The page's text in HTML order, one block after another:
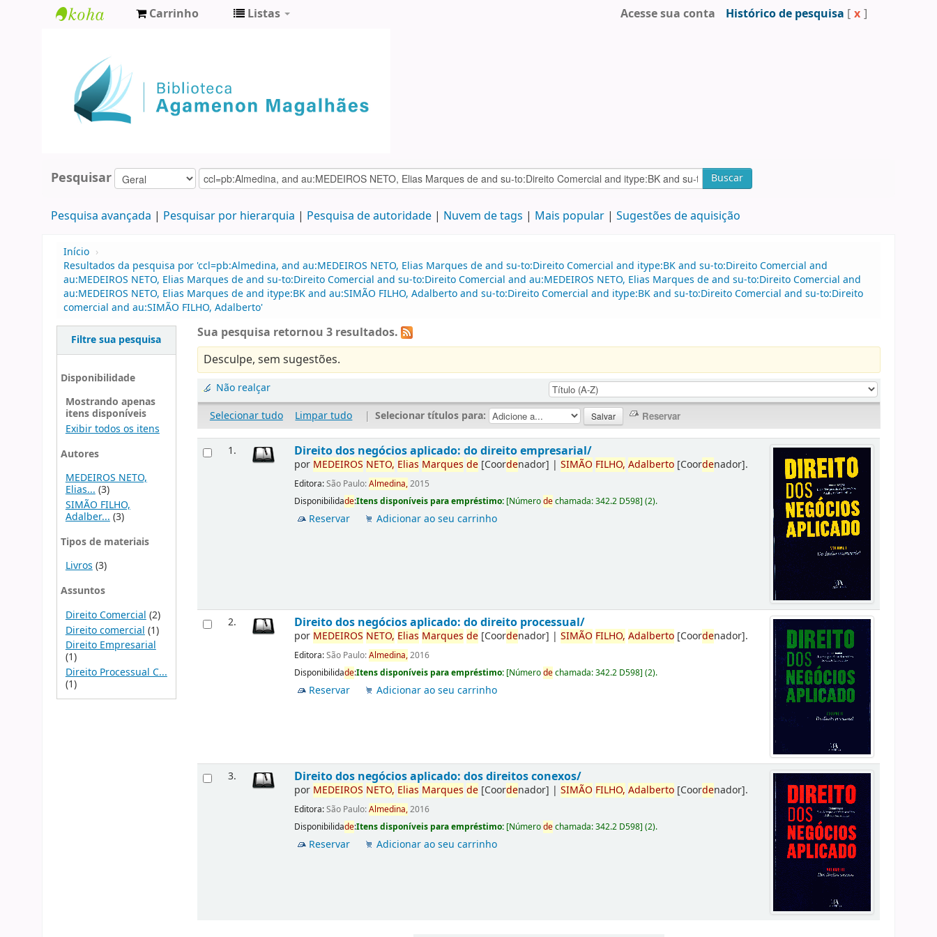
Agamenon
Magalhães
Carrinho Listas Acesse sua conta Histórico de pesquisa [ x ]
Pesquisar Buscar
Pesquisa avançada Pesquisar por hierarquia Pesquisa de autoridade Nuvem de tags Mais popular Sugestões de aquisição
Início ›
Resultados da pesquisa por 'ccl=pb:Almedina, and au:MEDEIROS NETO, Elias Marques de and su-to:Direito Comercial and itype:BK and su-to:Direito Comercial and
au:MEDEIROS NETO, Elias Marques de and su-to:Direito Comercial and su-to:Direito Comercial and au:MEDEIROS NETO, Elias Marques de and su-to:Direito Comercial and
au:MEDEIROS NETO, Elias Marques de and itype:BK and au:SIMÃO FILHO, Adalberto and su-to:Direito Comercial and itype:BK and su-to:Direito Comercial and su-to:Direito
comercial and au:SIMÃO FILHO, Adalberto'
Filtre sua pesquisa
Disponibilidade
Mostrando apenas
itens disponíveis
Exibir todos os itens
Autores
MEDEIROS NETO,
Elias...(3)
SIMÃO FILHO,
Adalber... (3)
Tipos de materiais
Livros(3)
Assuntos
Direito Comercial (2)
Direito comercial (1)
Direito Empresarial
(1)
Direito Processual C...
(1)
Sua pesquisa retornou 3 resultados.
Desculpe, sem sugestões.
Não realçar
Selecionar tudo
Limpar tudo | Selecionar títulos para:
1. Direito dos negócios aplicado: do direito empresarial/
por MEDEIROS NETO, Elias Marques de [Coordenador] |SIMÃO FILHO, Adalberto [Coordenador].
Editora:São Paulo:Almedina,2015
Disponibilidade:Itens disponíveis para empréstimo: [Númerodechamada:342.2 D598](2).
Reservar Adicionar ao seu carrinho
2. Direito dos negócios aplicado: do direito processual/
por MEDEIROS NETO, Elias Marques de [Coordenador] |SIMÃO FILHO, Adalberto [Coordenador].
Editora:São Paulo:Almedina,2016
Disponibilidade:Itens disponíveis para empréstimo: [Númerodechamada:342.2 D598](2).
Reservar Adicionar ao seu carrinho
3. Direito dos negócios aplicado: dos direitos conexos/
por MEDEIROS NETO, Elias Marques de [Coordenador] |SIMÃO FILHO, Adalberto [Coordenador].
Editora:São Paulo:Almedina,2016
Disponibilidade:Itens disponíveis para empréstimo: [Númerodechamada:342.2 D598](2).
Reservar Adicionar ao seu carrinho